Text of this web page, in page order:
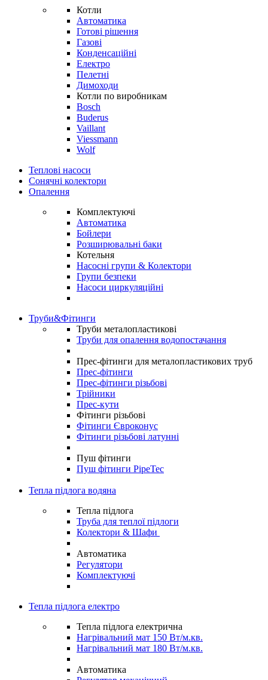
Котли
Автоматика
Готові рішення
Газові
Конденсаційні
Електро
Пелетні
Димоходи
Котли по виробникам
Bosch
Buderus
Vaillant
Viessmann
Wolf
Теплові насоси
Сонячні колектори
Опалення
Комплектуючі
Автоматика
Бойлери
Розширювальні баки
Котельня
Насосні групи & Колектори
Групи безпеки
Насоси циркуляційні
Труби&Фітинги
Труби металопластикові
Труби для опалення водопостачання
Прес-фітинги для металопластикових труб
Прес-фітинги
Прес-фітинги різьбові
Трійники
Прес-кути
Фітинги різьбові
Фітинги Євроконус
Фітинги різьбові латунні
Пуш фітинги
Пуш фітинги PipeTec
Тепла підлога водяна
Тепла підлога
Труба для теплої підлоги
Колектори & Шафи
Автоматика
Регулятори
Комплектуючі
Тепла підлога електро
Тепла підлога електрична
Нагрівальний мат 150 Вт/м.кв.
Нагрівальний мат 180 Вт/м.кв.
Автоматика